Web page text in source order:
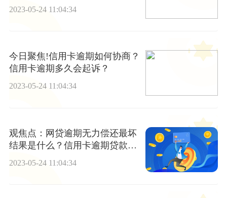
2023-05-24 11:04:34
今日聚焦!信用卡逾期如何协商？
信用卡逾期多久会起诉？
2023-05-24 11:04:34
观焦点：网贷逾期无力偿还最坏
结果是什么？信用卡逾期贷款不
2023-05-24 11:04:34